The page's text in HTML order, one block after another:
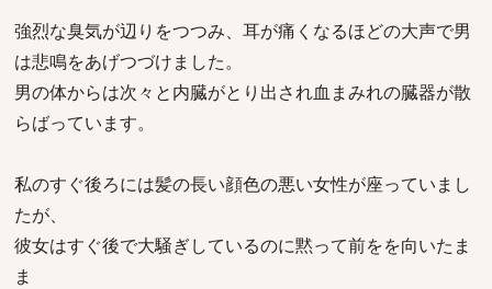
強烈な臭気が辺りをつつみ、耳が痛くなるほどの大声で男
は悲鳴をあげつづけました。
男の体からは次々と内臓がとり出され血まみれの臓器が散
らばっています。
私のすぐ後ろには髪の長い顔色の悪い女性が座っていまし
たが、
彼女はすぐ後で大騒ぎしているのに黙って前をを向いたま
ま